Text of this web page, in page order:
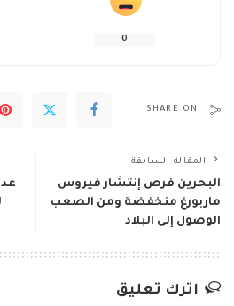
0
SHARE ON
المقالة السابقة
البحرين فرص إنتشار فيروس
ماربورغ منخفضة ومن الصعب
الوصول إلى البلاد
اترك تعليق